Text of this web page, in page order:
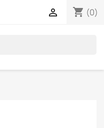
shopping_cart (0)
